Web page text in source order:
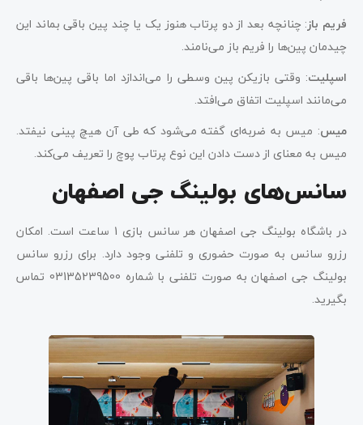
فریم باز: چنانچه بعد از دو پرتاب هنوز یک یا چند پین باقی بماند این
چیدمان پین‌ها را فریم باز می‌نامند.
اسپلیت: وقتی بازیکن پین وسطی را می‌اندازد اما باقی پین‌ها باقی
می‌مانند اسپلیت اتفاق می‌افتد.
میس: میس به ضربه‌ای گفته می‌شود که طی آن هیچ پینی نیفتد.
میس به معنای از دست دادن این نوع پرتاب پوچ را تعریف می‌کند.
سانس‌های بولینگ جی اصفهان
در باشگاه بولینگ جی اصفهان هر سانس بازی 1 ساعت است. امکان
رزرو سانس به صورت حضوری و تلفنی وجود دارد. برای رزرو سانس
بولینگ جی اصفهان به صورت تلفنی با شماره 03135239500 تماس
بگیرید.